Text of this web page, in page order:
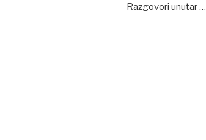
Razgovori unutar …